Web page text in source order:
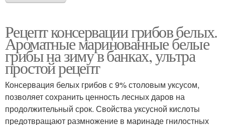
Рецепт консервации грибов белых.
Ароматные маринованные белые
грибы на зиму в банках, ультра
простой рецепт
Консервация белых грибов с 9% столовым уксусом,
позволяет сохранить ценность лесных даров на
продолжительный срок. Свойства уксусной кислоты
предотвращают размножение в маринаде гнилостных